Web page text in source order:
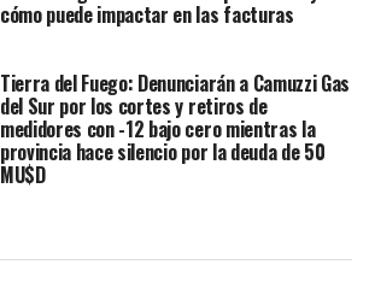
cómo puede impactar en las facturas
Tierra del Fuego: Denunciarán a Camuzzi Gas
del Sur por los cortes y retiros de
medidores con -12 bajo cero mientras la
provincia hace silencio por la deuda de 50
MU$D